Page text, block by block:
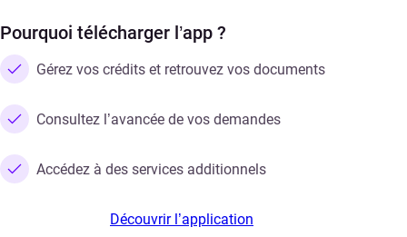
Pourquoi télécharger l’app ?
Gérez vos crédits et retrouvez vos documents
Consultez l’avancée de vos demandes
Accédez à des services additionnels
Découvrir l’application